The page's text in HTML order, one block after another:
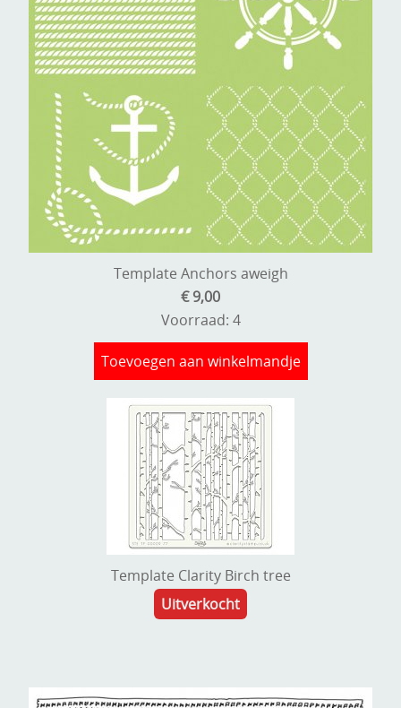
Template Anchors aweigh
€ 9,00
Voorraad: 4
Toevoegen aan winkelmandje
Template Clarity Birch tree
Uitverkocht